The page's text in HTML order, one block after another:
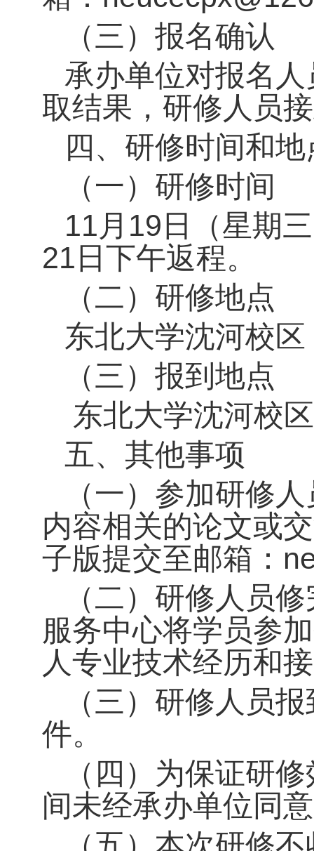
（三）报名确认
承办单位对报名
取结果，研修人员
四、研修时间和地
（一）研修时间
11月19日（星期
21日下午返程。
（二）研修地点
东北大学沈河校
（三）报到地点
东北大学沈河校
五、其他事项
（一）参加研修
内容相关的论文或
子版提交至邮箱：
（二）研修人员
服务中心将学员参
人专业技术经历和
（三）研修人员
件。
（四）为保证研
间未经承办单位同